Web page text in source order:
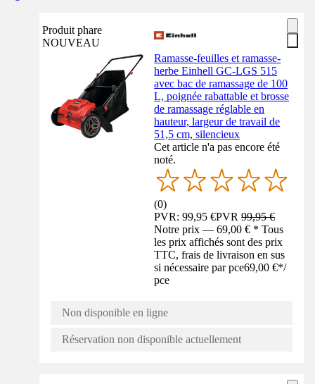
Produit phare
NOUVEAU
Ramasse-feuilles et ramasse-
herbe Einhell GC-LGS 515
avec bac de ramassage de 100
L, poignée rabattable et brosse
de ramassage réglable en
hauteur, largeur de travail de
51,5 cm, silencieux
Cet article n'a pas encore été
noté.
(0)
PVR: 99,95 €PVR99,95 €
Notre prix — 69,00 € * Tous
les prix affichés sont des prix
TTC, frais de livraison en sus
si nécessaire par pce69,00 €*/
pce
Non disponible en ligne
Réservation non disponible actuellement